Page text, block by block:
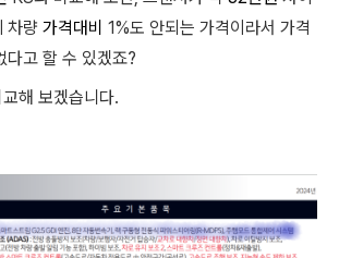
차량 가격대비 1%도 안되는 가격이라서 가격
다고 할 수 있겠죠?
교해 보겠습니다.